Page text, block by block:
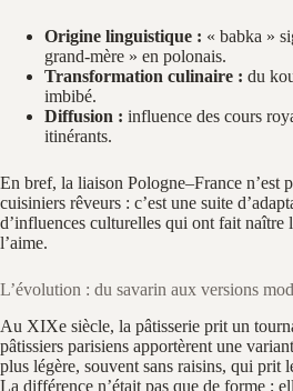
Origine linguistique : « babka »
grand-mère » en polonais.
Transformation culinaire : du
imbibé.
Diffusion : influence des cours
itinérants.
En bref, la liaison Pologne–France n’est
cuisiniers rêveurs : c’est une suite
d’influences culturelles qui ont fait naître
l’aime.
L’évolution : du savarin aux versions
Au XIXe siècle, la pâtisserie prit un
pâtissiers parisiens apportèrent une
plus légère, souvent sans raisins, qui prit
La différence n’était pas que de forme ;